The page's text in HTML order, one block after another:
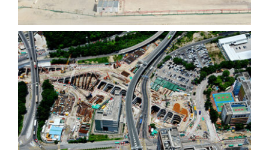
Express Rail Link (XRL),
Hong Kong